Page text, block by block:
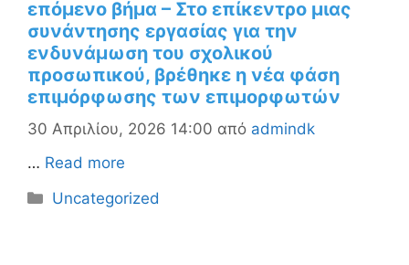
επόμενο βήμα – Στο επίκεντρο μιας
συνάντησης εργασίας για την
ενδυνάμωση του σχολικού
προσωπικού, βρέθηκε η νέα φάση
επιμόρφωσης των επιμορφωτών
30 Απριλίου, 2026 14:00 από admindk
… Read more
Κατηγορίες
Uncategorized